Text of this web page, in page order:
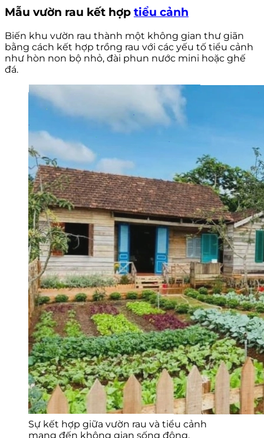
Mẫu vườn rau kết hợp tiểu cảnh
Biến khu vườn rau thành một không gian thư giãn
bằng cách kết hợp trồng rau với các yếu tố tiểu cảnh
như hòn non bộ nhỏ, đài phun nước mini hoặc ghế
đá.
Sự kết hợp giữa vườn rau và tiểu cảnh
mang đến không gian sống động.